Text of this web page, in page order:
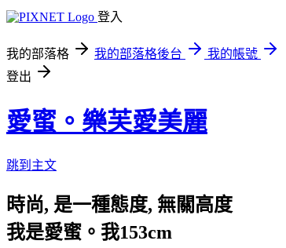
登入
我的部落格 我的部落格後台
我的帳號
登出
愛蜜。樂芙愛美麗
跳到主文
時尚, 是一種態度, 無關高度
我是愛蜜。我153cm